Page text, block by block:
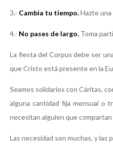
3.- Cambia tu tiempo.Hazte una
4.- No pases de largo. Toma
La fiesta del Corpus debe ser
que Cristo está presente en la
Seamos solidarios con Cáritas,
alguna cantidad fija mensual o
necesitan alguien que
Las necesidad son muchas, y las